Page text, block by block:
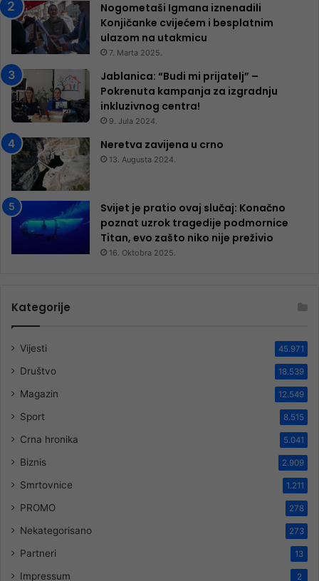
Nogometaši Igmana iznenadili
Konjičanke cvijećem i besplatnim
ulazom na utakmicu
7. Marta 2025.
Jablanica: “Budi mi prijatelj” –
Pokrenuta kampanja za izgradnju
inkluzivnog centra!
9. Jula 2024.
Neretva zavijena u crno
13. Augusta 2024.
Svijet je pratio ovaj slučaj: Konačno
poznat uzrok tragedije podmornice
Titan, evo zašto niko nije preživio
16. Oktobra 2025.
Kategorije
Vijesti 45.971
Društvo 18.539
Magazin 12.549
Sport 8.515
Crna hronika 5.041
Biznis 2.909
Smrtovnice 1.211
PROMO 278
Nekategorisano 273
Partneri 13
Impressum 2